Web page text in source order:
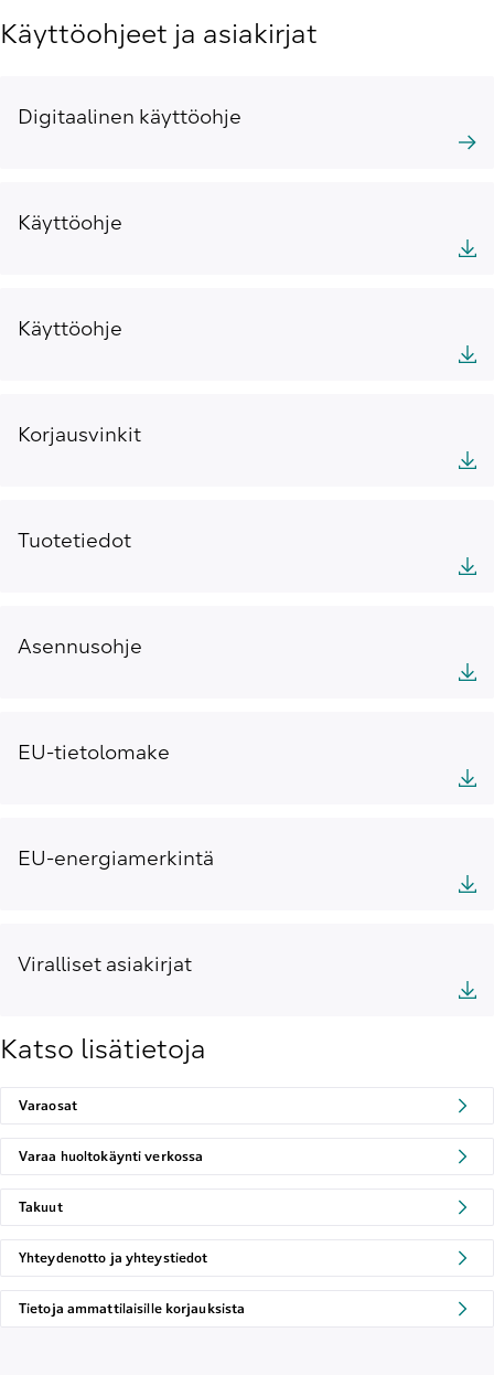
Käyttöohjeet ja asiakirjat
Digitaalinen käyttöohje
Käyttöohje
Käyttöohje
Korjausvinkit
Tuotetiedot
Asennusohje
EU-tietolomake
EU-energiamerkintä
Viralliset asiakirjat
Katso lisätietoja
Varaosat
Varaa huoltokäynti verkossa
Takuut
Yhteydenotto ja yhteystiedot
Tietoja ammattilaisille korjauksista